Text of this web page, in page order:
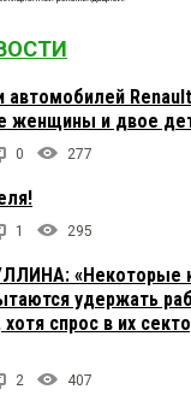
автомобилей
женщины и двое
0 277
1 295
«Некоторые
удержать
хотя спрос в их
2 407